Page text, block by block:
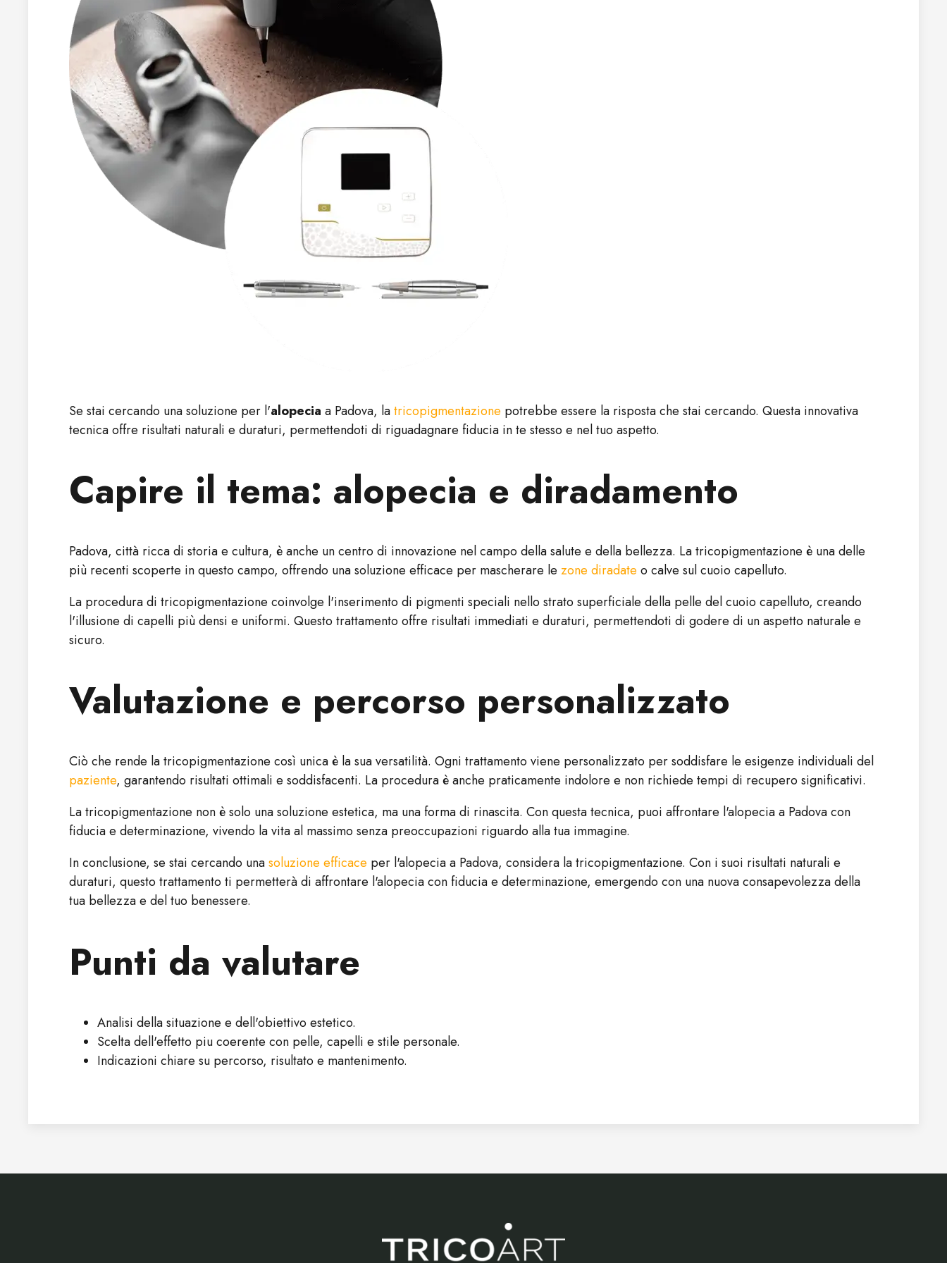
Se stai cercando una soluzione per l'alopecia a Padova, latricopigmentazione potrebbe essere la risposta che stai cercando. Questa innovativa
tecnica offre risultati naturali e duraturi, permettendoti di riguadagnare fiducia in te stesso e nel tuo aspetto.
Capire il tema: alopecia e diradamento
Padova, città ricca di storia e cultura, è anche un centro di innovazione nel campo della salute e della bellezza. La tricopigmentazione è una delle
più recenti scoperte in questo campo, offrendo una soluzione efficace per mascherare le zone diradate o calve sul cuoio capelluto.
La procedura di tricopigmentazione coinvolge l'inserimento di pigmenti speciali nello strato superficiale della pelle del cuoio capelluto, creando
l'illusione di capelli più densi e uniformi. Questo trattamento offre risultati immediati e duraturi, permettendoti di godere di un aspetto naturale e
sicuro.
Valutazione e percorso personalizzato
Ciò che rende la tricopigmentazione così unica è la sua versatilità. Ogni trattamento viene personalizzato per soddisfare le esigenze individuali del
paziente, garantendo risultati ottimali e soddisfacenti. La procedura è anche praticamente indolore e non richiede tempi di recupero significativi.
La tricopigmentazione non è solo una soluzione estetica, ma una forma di rinascita. Con questa tecnica, puoi affrontare l'alopecia a Padova con
fiducia e determinazione, vivendo la vita al massimo senza preoccupazioni riguardo alla tua immagine.
In conclusione, se stai cercando unasoluzione efficace per l'alopecia a Padova, considera la tricopigmentazione. Con i suoi risultati naturali e
duraturi, questo trattamento ti permetterà di affrontare l'alopecia con fiducia e determinazione, emergendo con una nuova consapevolezza della
tua bellezza e del tuo benessere.
Punti da valutare
Analisi della situazione e dell'obiettivo estetico.
Scelta dell'effetto piu coerente con pelle, capelli e stile personale.
Indicazioni chiare su percorso, risultato e mantenimento.